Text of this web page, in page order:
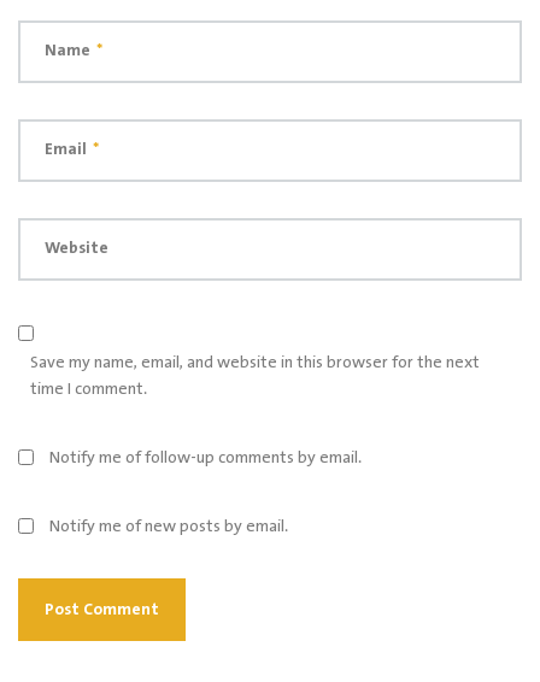
Name *
Email *
Website
Save my name, email, and website in this browser for the next
time I comment.
Notify me of follow-up comments by email.
Notify me of new posts by email.